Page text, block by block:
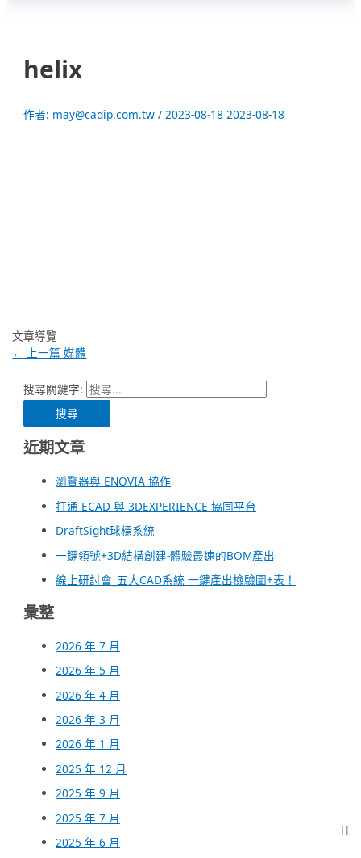
helix
作者: may@cadip.com.tw /2023-08-18 2023-08-18
文章導覽
← 上一篇 媒體
搜尋關鍵字:
近期文章
瀏覽器與 ENOVIA 協作
打通 ECAD 與 3DEXPERIENCE 協同平台
DraftSight球標系統
一鍵領號+3D結構創建-體驗最速的BOM產出
線上研討會_五大CAD系統 一鍵產出檢驗圖+表！
彙整
2026 年 7 月
2026 年 5 月
2026 年 4 月
2026 年 3 月
2026 年 1 月
2025 年 12 月
2025 年 9 月
2025 年 7 月
2025 年 6 月